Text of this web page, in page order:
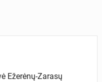
Ežerėnų-Zarasų